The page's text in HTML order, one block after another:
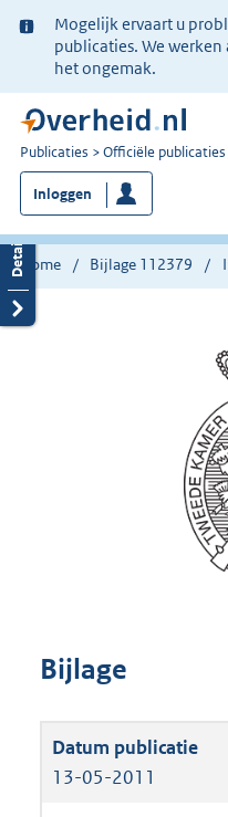
Ter
informatie:
Mogelijk ervaart u
publicaties. We werken
het ongemak.
U
bent
nu
hier:
Publicaties Officiële publicaties
Inloggen
Home Bijlage 112379
Bijlage
13-05-2011